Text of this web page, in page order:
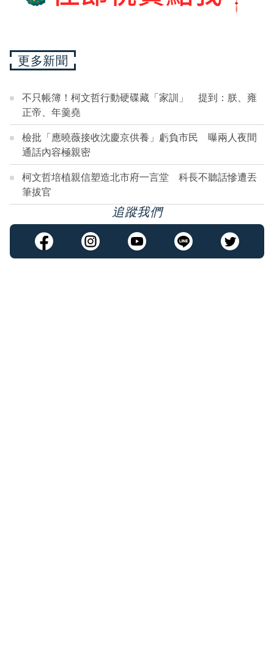
更多新聞
不只帳簿！柯文哲行動硬碟藏「家訓」 提到：朕、雍
正帝、年羹堯
檢批「應曉薇接收沈慶京供養」虧負市民 曝兩人夜間
通話內容極親密
柯文哲培植親信塑造北市府一言堂 科長不聽話慘遭丟
筆拔官
追蹤我們